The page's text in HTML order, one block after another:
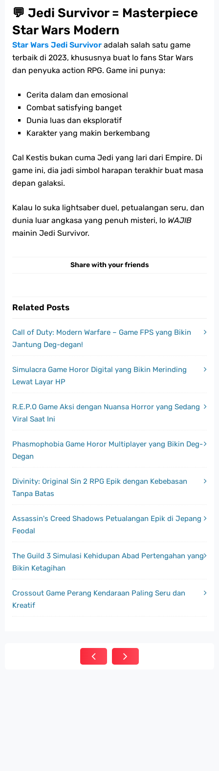
💬 Jedi Survivor = Masterpiece
Star Wars Modern
Star Wars Jedi Survivor adalah salah satu game
terbaik di 2023, khususnya buat lo fans Star Wars
dan penyuka action RPG. Game ini punya:
Cerita dalam dan emosional
Combat satisfying banget
Dunia luas dan eksploratif
Karakter yang makin berkembang
Cal Kestis bukan cuma Jedi yang lari dari Empire. Di
game ini, dia jadi simbol harapan terakhir buat masa
depan galaksi.
Kalau lo suka lightsaber duel, petualangan seru, dan
dunia luar angkasa yang penuh misteri, lo WAJIB
mainin Jedi Survivor.
Share with your friends
Related Posts
Call of Duty: Modern Warfare – Game FPS yang Bikin
Jantung Deg-degan!
Simulacra Game Horor Digital yang Bikin Merinding
Lewat Layar HP
R.E.P.O Game Aksi dengan Nuansa Horror yang Sedang
Viral Saat Ini
Phasmophobia Game Horor Multiplayer yang Bikin Deg-
Degan
Divinity: Original Sin 2 RPG Epik dengan Kebebasan
Tanpa Batas
Assassin's Creed Shadows Petualangan Epik di Jepang
Feodal
The Guild 3 Simulasi Kehidupan Abad Pertengahan yang
Bikin Ketagihan
Crossout Game Perang Kendaraan Paling Seru dan
Kreatif